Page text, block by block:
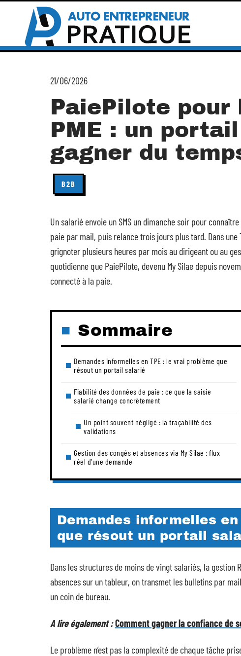
21/06/2026
PaiePilote pour
PME : un
gagner du
B2B
Un salarié envoie un SMS un dimanche soir pour
paie par mail, puis relance trois jours plus tard. Dans
grignoter plusieurs heures par mois au dirigeant ou au
quotidienne que PaiePilote, devenu My Silae depuis
connecté à la paie.
Sommaire
Demandes informelles en TPE : le vrai problème que
résout un portail salarié
Fiabilité des données de paie : ce que la saisie
salarié change concrètement
Un point souvent négligé : la traçabilité des
validations
Gestion des congés et absences via My Silae : flux
réel d’une demande
Demandes informelles
que résout un portail
Dans les structures de moins de vingt salariés, la gestion
absences sur un tableur, on transmet les bulletins par
un coin de bureau.
A lire également :Comment gagner la confiance de
Le problème n’est pas la complexité de chaque tâche